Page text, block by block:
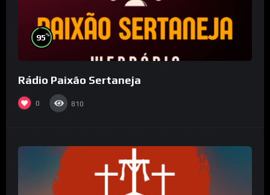
95%
Rádio Paixão Sertaneja
0 810